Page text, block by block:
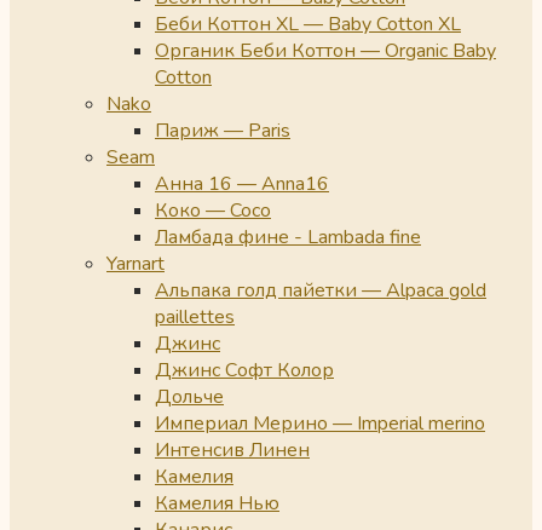
Беби Коттон XL — Baby Cotton XL
Органик Беби Коттон — Organic Baby
Cotton
Nako
Париж — Paris
Seam
Анна 16 — Anna16
Коко — Coco
Ламбада фине - Lambada fine
Yarnart
Альпака голд пайетки — Alpaca gold
paillettes
Джинс
Джинс Софт Колор
Дольче
Империал Мерино — Imperial merino
Интенсив Линен
Камелия
Камелия Нью